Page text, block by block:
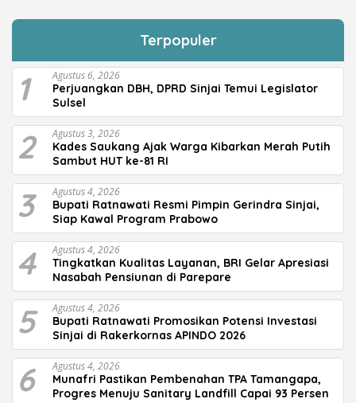
Terpopuler
1 Agustus 6, 2026
Perjuangkan DBH, DPRD Sinjai Temui Legislator
Sulsel
2 Agustus 3, 2026
Kades Saukang Ajak Warga Kibarkan Merah Putih
Sambut HUT ke-81 RI
3 Agustus 4, 2026
Bupati Ratnawati Resmi Pimpin Gerindra Sinjai,
Siap Kawal Program Prabowo
4 Agustus 4, 2026
Tingkatkan Kualitas Layanan, BRI Gelar Apresiasi
Nasabah Pensiunan di Parepare
5 Agustus 4, 2026
Bupati Ratnawati Promosikan Potensi Investasi
Sinjai di Rakerkornas APINDO 2026
6 Agustus 4, 2026
Munafri Pastikan Pembenahan TPA Tamangapa,
Progres Menuju Sanitary Landfill Capai 93 Persen